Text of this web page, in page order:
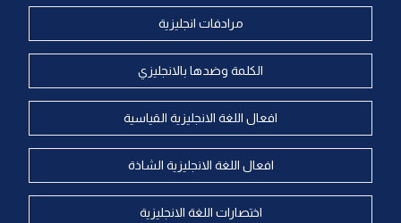
مرادفات انجليزية
الكلمة وضدها بالانجليزي
افعال اللغة الانجليزية القياسية
افعال اللغة الانجليزية الشاذة
اختصارات اللغة الانجليزية